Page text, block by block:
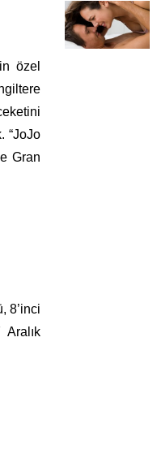
özel
“JoJo
Gran
8’inci